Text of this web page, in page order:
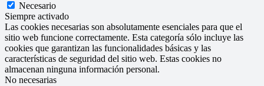
Necesario
Siempre activado
Las cookies necesarias son absolutamente esenciales para que el
sitio web funcione correctamente. Esta categoría sólo incluye las
cookies que garantizan las funcionalidades básicas y las
características de seguridad del sitio web. Estas cookies no
almacenan ninguna información personal.
No necesarias